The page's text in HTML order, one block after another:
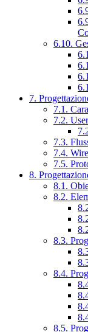
6.10.
7.
7.1.
7.2.
7.3.
7.4.
7.5.
8.
8.1.
8.2.
8.3.
8.4.
8.5.